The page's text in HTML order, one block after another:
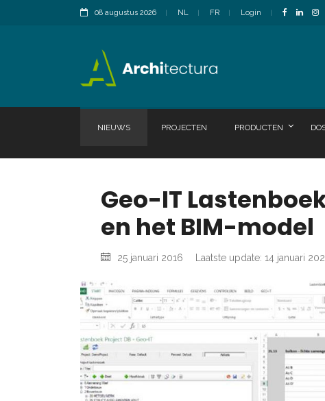
08 augustus 2026 NL FR Login
NIEUWS PROJECTEN PRODUCTEN
Geo-IT
en het BIM-model
25 januari 2016 Laatste update: 14 januari